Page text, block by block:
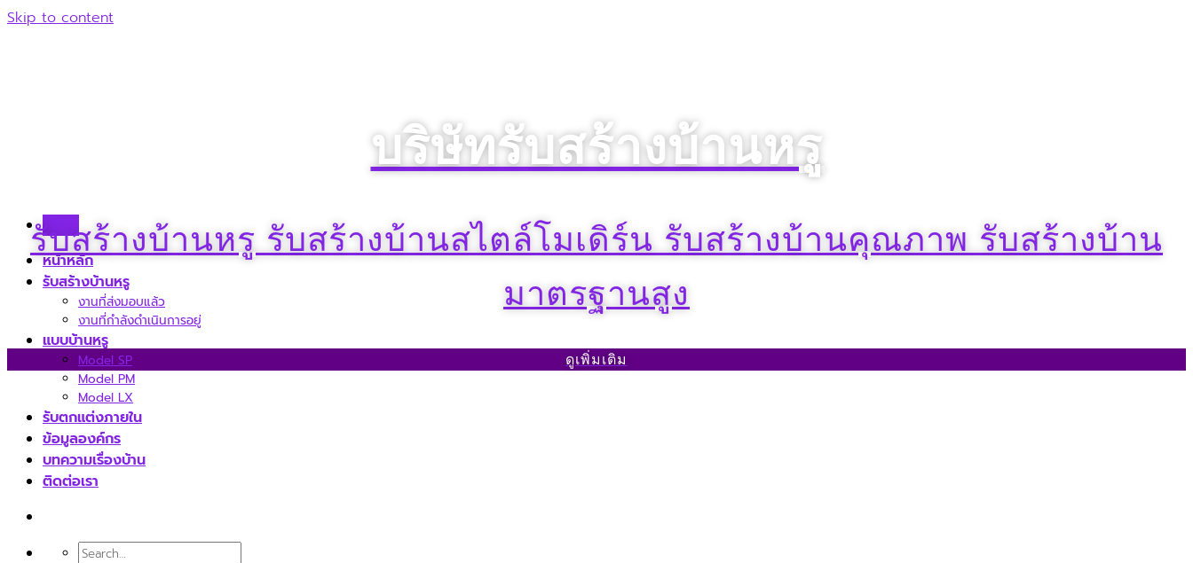
Skip to content
Menu
หน้าหลัก
รับสร้างบ้านหรู
งานที่ส่งมอบแล้ว
งานที่กำลังดำเนินการอยู่
แบบบ้านหรู
Model SP
Model PM
Model LX
รับตกแต่งภายใน
ข้อมูลองค์กร
บทความเรื่องบ้าน
ติดต่อเรา
บริษัทรับสร้างบ้านหรู
รับสร้างบ้านหรู รับสร้างบ้านสไตล์โมเดิร์น รับสร้างบ้านคุณภาพ รับสร้างบ้าน
มาตรฐานสูง
ดูเพิ่มเติม